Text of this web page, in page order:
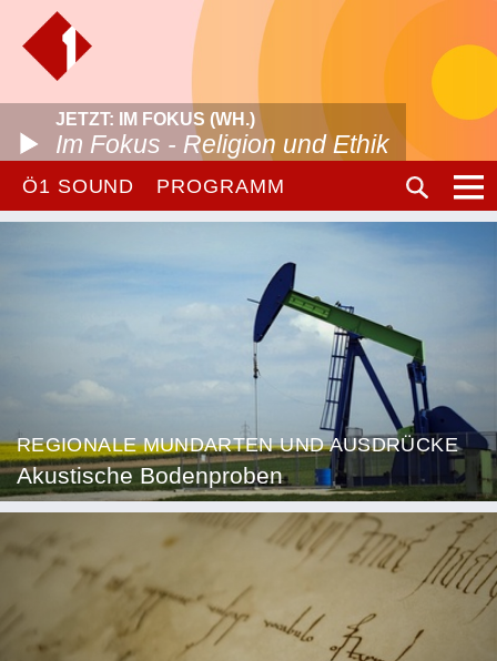
JETZT: IM FOKUS (WH.)
Im Fokus - Religion und Ethik
Ö1 SOUND PROGRAMM
REGIONALE MUNDARTEN UND AUSDRÜCKE
Akustische Bodenproben